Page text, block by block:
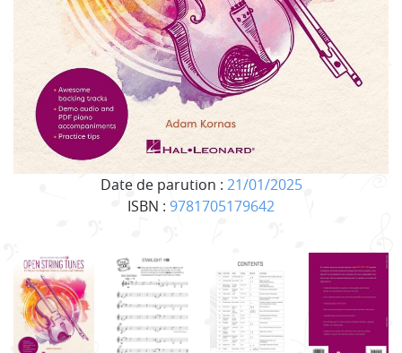
Date de parution : 21/01/2025
ISBN : 9781705179642